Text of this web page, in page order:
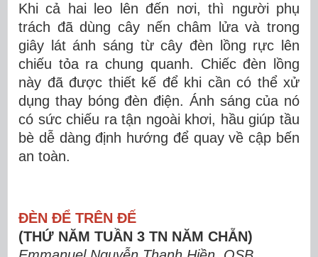
Khi cả hai leo lên đến nơi, thì người phụ
trách đã dùng cây nến châm lửa và trong
giây lát ánh sáng từ cây đèn lồng rực lên
chiếu tỏa ra chung quanh. Chiếc đèn lồng
này đã được thiết kế để khi cần có thể xử
dụng thay bóng đèn điện. Ánh sáng của nó
có sức chiếu ra tận ngoài khơi, hầu giúp tầu
bè dễ dàng định hướng để quay về cập bến
an toàn.
ĐÈN ĐỂ TRÊN ĐẾ
(THỨ NĂM TUẦN 3 TN NĂM CHẴN)